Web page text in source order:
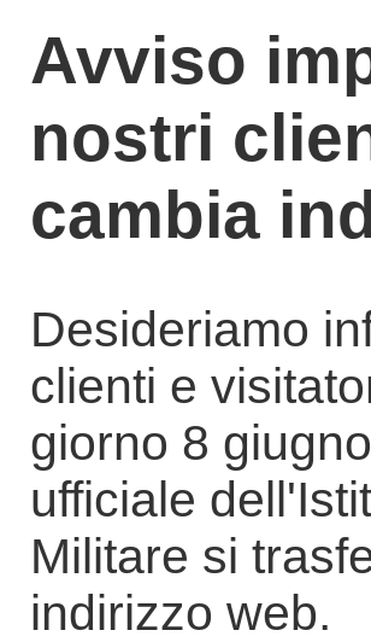
Avviso
nostri
cambia
Desideriamo
clienti e
giorno 8
ufficiale
Militare si
indirizzo web.